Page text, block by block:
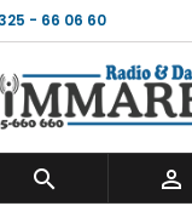
- 66 06 60
 